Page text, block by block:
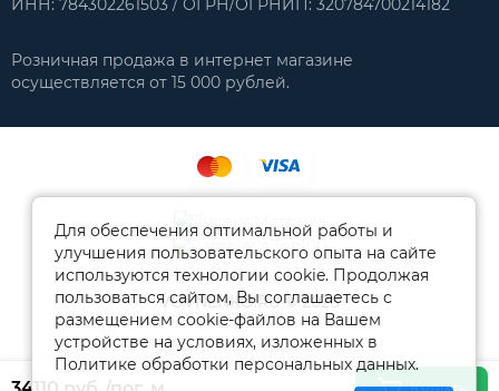
ИНН: 784302261503 / ОГРН/ОГРНИП: 320784700214182
Розничная продажа в интернет магазине
осуществляется от 15 000 рублей.
VOVNENKO.RU © 2026
Для обеспечения оптимальной работы и
улучшения пользовательского опыта на сайте
используются технологии cookie. Продолжая
пользоваться сайтом, Вы соглашаетесь с
размещением cookie-файлов на Вашем
устройстве на условиях, изложенных в
Политике обработки персональных данных.